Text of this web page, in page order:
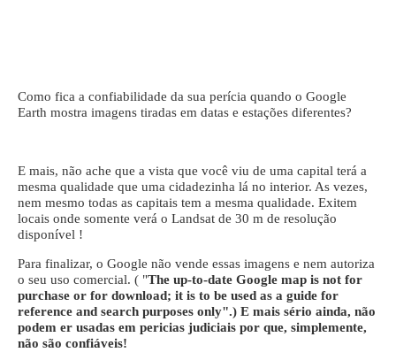
Como fica a confiabilidade da sua perícia quando o Google
Earth mostra imagens tiradas em datas e estações diferentes?
E mais, não ache que a vista que você viu de uma capital terá a
mesma qualidade que uma cidadezinha lá no interior. As vezes,
nem mesmo todas as capitais tem a mesma qualidade. Exitem
locais onde somente verá o Landsat de 30 m de resolução
disponível !
Para finalizar, o Google não vende essas imagens e nem autoriza
o seu uso comercial. ( "The up-to-date Google map is not for
purchase or for download; it is to be used as a guide for
reference and search purposes only".) E mais sério ainda, não
podem er usadas em pericias judiciais por que, simplemente,
não são confiáveis!